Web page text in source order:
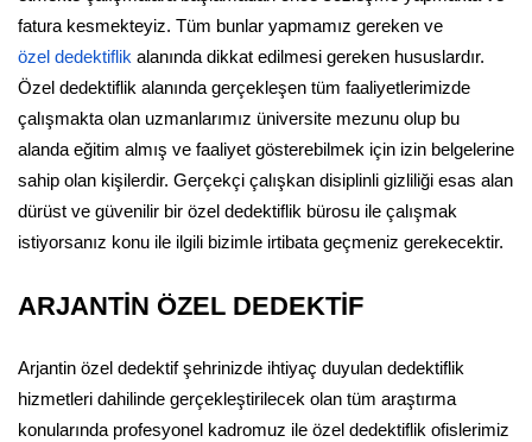
fatura kesmekteyiz. Tüm bunlar yapmamız gereken ve
özel dedektiflik alanında dikkat edilmesi gereken hususlardır.
Özel dedektiflik alanında gerçekleşen tüm faaliyetlerimizde
çalışmakta olan uzmanlarımız üniversite mezunu olup bu
alanda eğitim almış ve faaliyet gösterebilmek için izin belgelerine
sahip olan kişilerdir. Gerçekçi çalışkan disiplinli gizliliği esas alan
dürüst ve güvenilir bir özel dedektiflik bürosu ile çalışmak
istiyorsanız konu ile ilgili bizimle irtibata geçmeniz gerekecektir.
ARJANTİN ÖZEL DEDEKTİF
Arjantin özel dedektif şehrinizde ihtiyaç duyulan dedektiflik
hizmetleri dahilinde gerçekleştirilecek olan tüm araştırma
konularında profesyonel kadromuz ile özel dedektiflik ofislerimiz